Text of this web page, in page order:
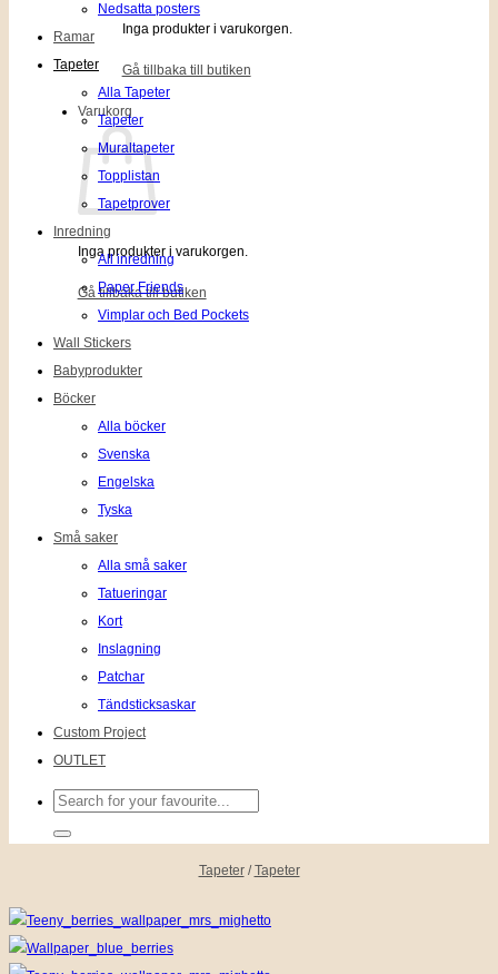
Inga produkter i varukorgen.
Gå tillbaka till butiken
Varukorg
Inga produkter i varukorgen.
Gå tillbaka till butiken
Nedsatta posters
Ramar
Tapeter
Alla Tapeter
Tapeter
Muraltapeter
Topplistan
Tapetprover
Inredning
All inredning
Paper Friends
Vimplar och Bed Pockets
Wall Stickers
Babyprodukter
Böcker
Alla böcker
Svenska
Engelska
Tyska
Små saker
Alla små saker
Tatueringar
Kort
Inslagning
Patchar
Tändsticksaskar
Custom Project
OUTLET
Sök
efter:
Tapeter / Tapeter